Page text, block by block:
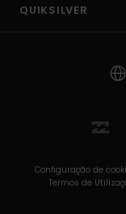
QUIKSILVER
Configuração de
Termos de